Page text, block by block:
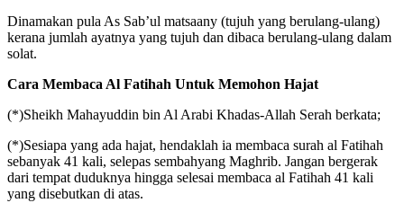
Dinamakan pula As Sab’ul matsaany (tujuh yang berulang-ulang)
kerana jumlah ayatnya yang tujuh dan dibaca berulang-ulang dalam
solat.
Cara Membaca Al Fatihah Untuk Memohon Hajat
(*)Sheikh Mahayuddin bin Al Arabi Khadas-Allah Serah berkata;
(*)Sesiapa yang ada hajat, hendaklah ia membaca surah al Fatihah
sebanyak 41 kali, selepas sembahyang Maghrib. Jangan bergerak
dari tempat duduknya hingga selesai membaca al Fatihah 41 kali
yang disebutkan di atas.